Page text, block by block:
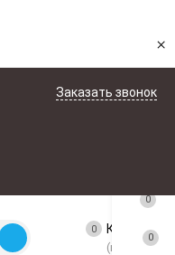
×
Заказать звонок
0 Корзина
(пусто)
0
0